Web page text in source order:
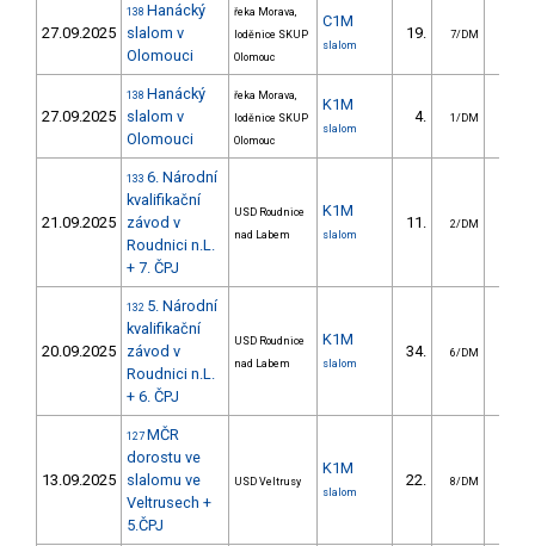
27.09.2025
138 Hanácký
slalom v
Olomouci
řeka Morava,
loděnice SKUP
Olomouc
C1M
slalom
19. 7/DM
27.09.2025
138 Hanácký
slalom v
Olomouci
řeka Morava,
loděnice SKUP
Olomouc
K1M
slalom
4. 1/DM
21.09.2025
133 6. Národní
kvalifikační
závod v
Roudnici n.L.
+ 7. ČPJ
USD Roudnice
nad Labem
K1M
slalom
11. 2/DM
20.09.2025
132 5. Národní
kvalifikační
závod v
Roudnici n.L.
+ 6. ČPJ
USD Roudnice
nad Labem
K1M
slalom
34. 6/DM
13.09.2025
127 MČR
dorostu ve
slalomu ve
Veltrusech +
5.ČPJ
USD Veltrusy
K1M
slalom
22. 8/DM